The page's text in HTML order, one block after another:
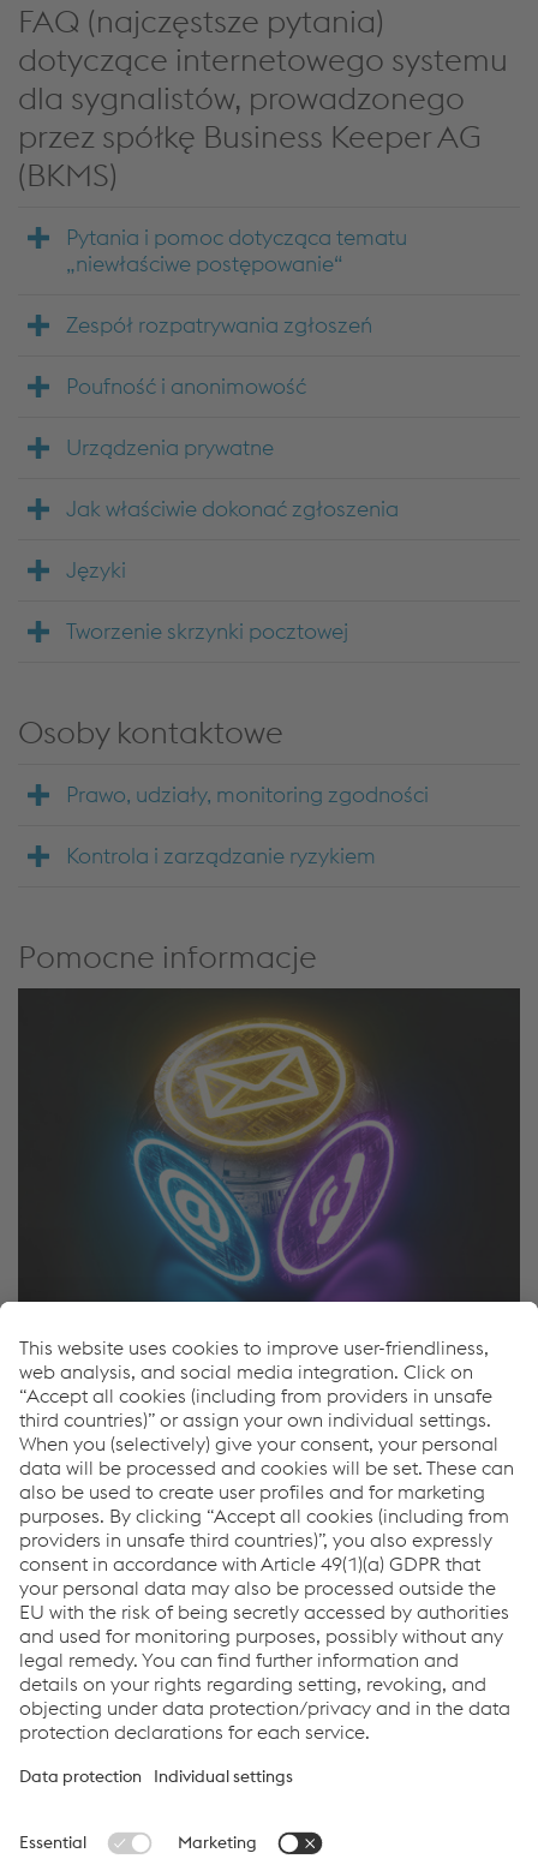
FAQ (najczęstsze pytania)
dotyczące internetowego systemu
dla sygnalistów, prowadzonego
przez spółkę Business Keeper AG
(BKMS)
Pytania i pomoc dotycząca tematu
„niewłaściwe postępowanie“
Zespół rozpatrywania zgłoszeń
Poufność i anonimowość
Urządzenia prywatne
Jak właściwie dokonać zgłoszenia
Języki
Tworzenie skrzynki pocztowej
Osoby kontaktowe
Prawo, udziały, monitoring zgodności
Kontrola i zarządzanie ryzykiem
Pomocne informacje
Internetowy system dla sygnalistów
Links
Kodeks Postępowania voestalpine
Prawa człowieka
Links
Locations
Products
Contact Form
Information for Suppliers
Data protection/privacy
Language